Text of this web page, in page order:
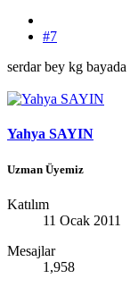
#7
serdar bey kg
Yahya SAYIN
Uzman Üyemiz
Katılım
11 Ocak 2011
Mesajlar
1,958